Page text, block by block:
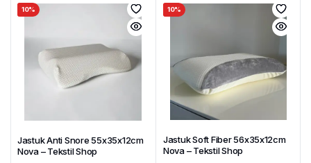
10%
Jastuk Anti Snore 55x35x12cm
Nova – Tekstil Shop
10%
Jastuk Soft Fiber 56x35x12cm
Nova – Tekstil Shop